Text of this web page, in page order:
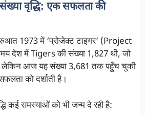
वृद्धि: एक सफलता की
1973 में ‘प्रोजेक्ट टाइगर’ (Project
देश में Tigers की संख्या 1,827 थी, जो
लेकिन आज यह संख्या 3,681 तक पहुँच चुकी
को दर्शाती है।
कई समस्याओं को भी जन्म दे रही है: